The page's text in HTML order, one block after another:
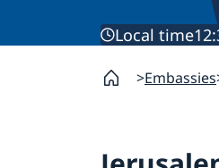
Local time
Embassies